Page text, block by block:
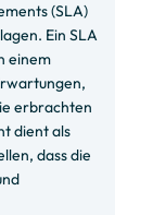
(SLA)
Ein SLA
einem
erbrachten
dient als
dass die